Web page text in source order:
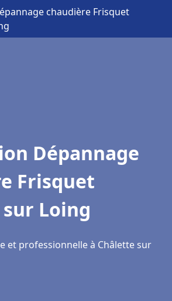
chaudière Frisquet
Dépannage
Frisquet
Loing
et professionnelle à Châlette sur